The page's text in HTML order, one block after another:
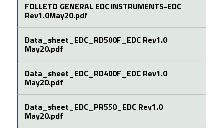
FOLLETO GENERAL EDC INSTRUMENTS-EDC
Rev1.0May20.pdf
Data_sheet_EDC_RD500F_EDC Rev1.0
May20.pdf
Data_sheet_EDC_RD400F_EDC Rev1.0
May20.pdf
Data_sheet_EDC_PR550_EDC Rev1.0
May20.pdf